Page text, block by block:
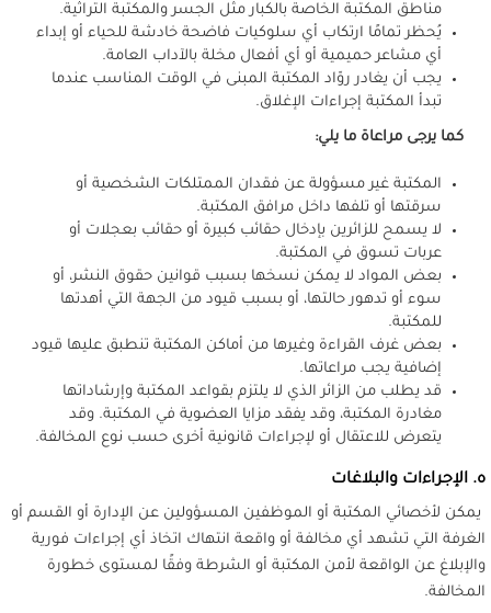
مناطق المكتبة الخاصة بالكبار مثل الجسر والمكتبة التراثية.
يُحظر تمامًا ارتكاب أي سلوكيات فاضحة خادشة للحياء أو إبداء
أي مشاعر حميمية أو أي أفعال مخلة بالآداب العامة.
يجب أن يغادر روّاد المكتبة المبنى في الوقت المناسب عندما
تبدأ المكتبة إجراءات الإغلاق.
كما يرجى مراعاة ما يلي:
المكتبة غير مسؤولة عن فقدان الممتلكات الشخصية أو
سرقتها أو تلفها داخل مرافق المكتبة.
لا يسمح للزائرين بإدخال حقائب كبيرة أو حقائب بعجلات أو
عربات تسوق في المكتبة.
بعض المواد لا يمكن نسخها بسبب قوانين حقوق النشر، أو
سوء أو تدهور حالتها، أو بسبب قيود من الجهة التي أهدتها
للمكتبة.
بعض غرف القراءة وغيرها من أماكن المكتبة تنطبق عليها قيود
إضافية يجب مراعاتها.
قد يطلب من الزائر الذي لا يلتزم بقواعد المكتبة وإرشاداتها
مغادرة المكتبة، وقد يفقد مزايا العضوية في المكتبة. وقد
يتعرض للاعتقال أو لإجراءات قانونية أخرى حسب نوع المخالفة.
ه. الإجراءات والبلاغات
يمكن لأخصائي المكتبة أو الموظفين المسؤولين عن الإدارة أو القسم أو
الغرفة التي تشهد أي مخالفة أو واقعة انتهاك اتخاذ أي إجراءات فورية
والإبلاغ عن الواقعة لأمن المكتبة أو الشرطة وفقًا لمستوى خطورة
المخالفة.